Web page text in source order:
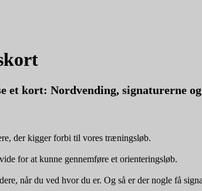
et kort: Nordvending, signaturerne
der kigger forbi til vores træningsløb.
for at kunne gennemføre et orienteringsløb.
når du ved hvor du er. Og så er der nogle få